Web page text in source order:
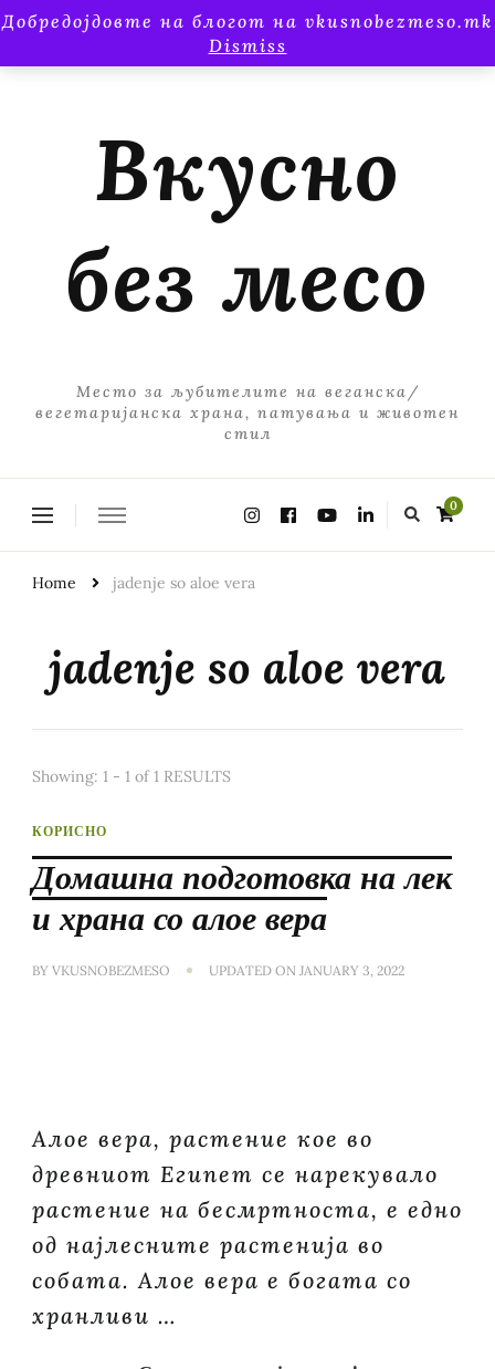
Добредојдовте на блогот на vkusnobezmeso.mk
Dismiss
Вкусно
без месо
Место за љубителите на веганска/
вегетаријанска храна, патувања и животен
стил
0
Home jadenje so aloe vera
jadenje so aloe vera
Showing: 1 - 1 of 1 RESULTS
КОРИСНО
Домашна подготовка на лек
и храна со алое вера
BY VKUSNOBEZMESO UPDATED ON JANUARY 3, 2022
Aлое вера, растение кое во
древниот Египет се нарекувало
растение на бесмртноста, е едно
од најлесните растенија во
собата. Алое вера е богата со
хранливи …